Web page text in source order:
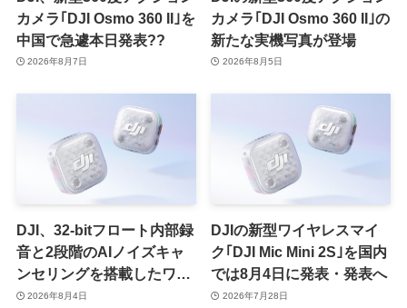
カメラ｢DJI Osmo 360 II｣を
中国で急遽本日発表??
2026年8月7日
カメラ｢DJI Osmo 360 II｣の
新たな実機写真が登場
2026年8月5日
DJI、32-bitフロート内部録
音と2段階のAIノイズキャ
ンセリングを搭載したワイ
ヤレスマイク｢DJI Mic Mini
2026年8月4日
DJIの新型ワイヤレスマイ
ク｢DJI Mic Mini 2S｣を国内
では8月4日に発表・発表へ
2026年7月28日